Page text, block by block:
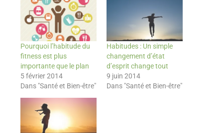
Pourquoi l’habitude du
fitness est plus
importante que le plan
5 février 2014
Dans "Santé et Bien-être"
Habitudes : Un simple
changement d’état
d’esprit change tout
9 juin 2014
Dans "Santé et Bien-être"